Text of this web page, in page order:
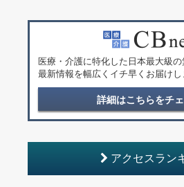
医療・介護に特化した日本最大級の
最新情報を幅広くイチ早くお届けし
詳細はこちらをチェ
アクセスラン